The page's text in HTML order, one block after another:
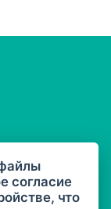
согласие
что